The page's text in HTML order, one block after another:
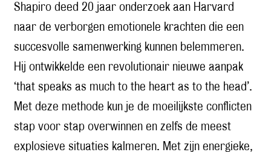
Shapiro deed 20 jaar onderzoek aan Harvard
naar de verborgen emotionele krachten die een
succesvolle samenwerking kunnen belemmeren.
Hij ontwikkelde een revolutionair nieuwe aanpak
‘that speaks as much to the heart as to the head’.
Met deze methode kun je de moeilijkste conflicten
stap voor stap overwinnen en zelfs de meest
explosieve situaties kalmeren. Met zijn energieke,